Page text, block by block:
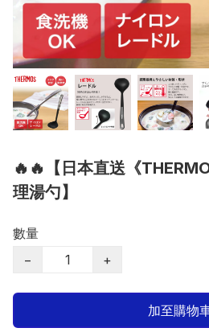
🔥🔥【日本直送《
理湯勺】
數量
−
+
加至購物